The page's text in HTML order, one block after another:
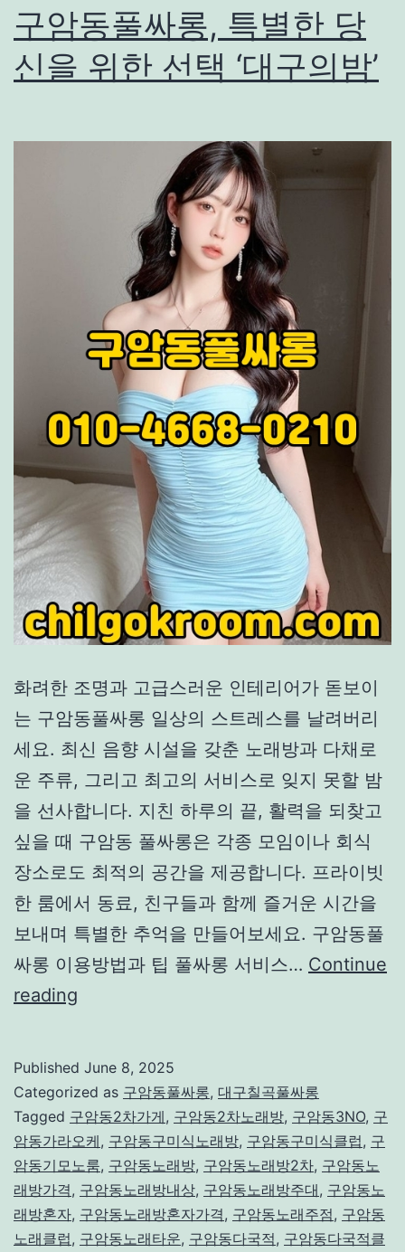
구암동풀싸롱, 특별한 당
신을 위한 선택 ‘대구의밤’
화려한 조명과 고급스러운 인테리어가 돋보이
는 구암동풀싸롱 일상의 스트레스를 날려버리
세요. 최신 음향 시설을 갖춘 노래방과 다채로
운 주류, 그리고 최고의 서비스로 잊지 못할 밤
을 선사합니다. 지친 하루의 끝, 활력을 되찾고
싶을 때 구암동 풀싸롱은 각종 모임이나 회식
장소로도 최적의 공간을 제공합니다. 프라이빗
한 룸에서 동료, 친구들과 함께 즐거운 시간을
보내며 특별한 추억을 만들어보세요. 구암동풀
싸롱 이용방법과 팁 풀싸롱 서비스… Continue
reading
풀
싸
롱,
특
별
한
Published June 8, 2025
Categorized as 구암동풀싸롱, 대구칠곡풀싸롱
Tagged 구암동2차가게, 구암동2차노래방, 구암동3NO, 구
암동가라오케, 구암동구미식노래방, 구암동구미식클럽, 구
암동기모노룸, 구암동노래방, 구암동노래방2차, 구암동노
래방가격, 구암동노래방내상, 구암동노래방주대, 구암동노
래방혼자, 구암동노래방혼자가격, 구암동노래주점, 구암동
노래클럽, 구암동노래타운, 구암동다국적, 구암동다국적클